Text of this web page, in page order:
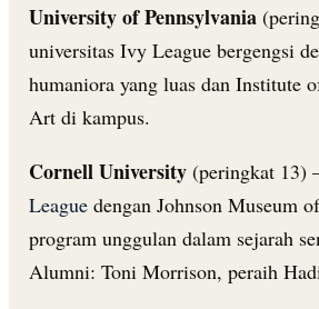
University of Pennsylvania
universitas Ivy League bergengsi
humaniora yang luas dan Institute
Art di kampus.
Cornell University (peringkat 13)
League dengan Johnson Museum
program unggulan dalam sejarah
Alumni: Toni Morrison, peraih